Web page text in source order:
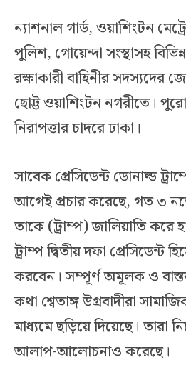
ন্যাশনাল গার্ড, ওয়াশিংটন
পুলিশ, গোয়েন্দা সংস্থাসহ
রক্ষাকারী বাহিনীর
ছোট্ট ওয়াশিংটন নগরীতে।
নিরাপত্তার চাদরে ঢাকা।
সাবেক প্রেসিডেন্ট ডোনাল্ড
আগেই প্রচার করেছে, গত ৩
তাকে (ট্রাম্প) জালিয়াতি করে
ট্রাম্প দ্বিতীয় দফা প্রেসিডেন্ট
করবেন। সম্পূর্ণ অমূলক ও
কথা শ্বেতাঙ্গ উগ্রবাদীরা
মাধ্যমে ছড়িয়ে দিয়েছে। তারা
আলাপ-আলোচনাও করেছে।